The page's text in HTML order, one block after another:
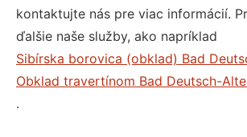
kontaktujte nás pre viac informácií.
ďalšie naše služby, ako napríklad
Sibírska borovica (obklad) Bad
Obklad travertínom Bad Deutsch-
.